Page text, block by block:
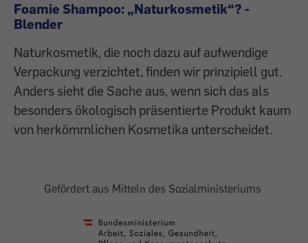
Foamie Shampoo: „Naturkosmetik“? -
Blender
Naturkosmetik, die noch dazu auf aufwendige
Verpackung verzichtet, finden wir prinzipiell gut.
Anders sieht die Sache aus, wenn sich das als
besonders ökologisch präsentierte Produkt kaum
von herkömmlichen Kosmetika unterscheidet.
Gefördert aus Mitteln des Sozialministeriums